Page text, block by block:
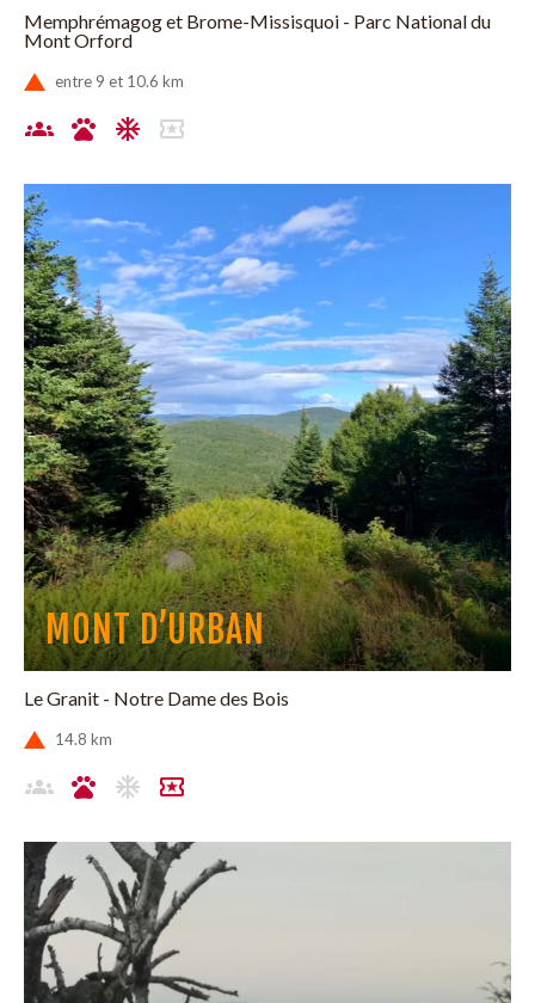
Memphrémagog et Brome-Missisquoi - Parc National du
Mont Orford
entre 9 et 10.6 km
MONT D’URBAN
Le Granit - Notre Dame des Bois
14.8 km